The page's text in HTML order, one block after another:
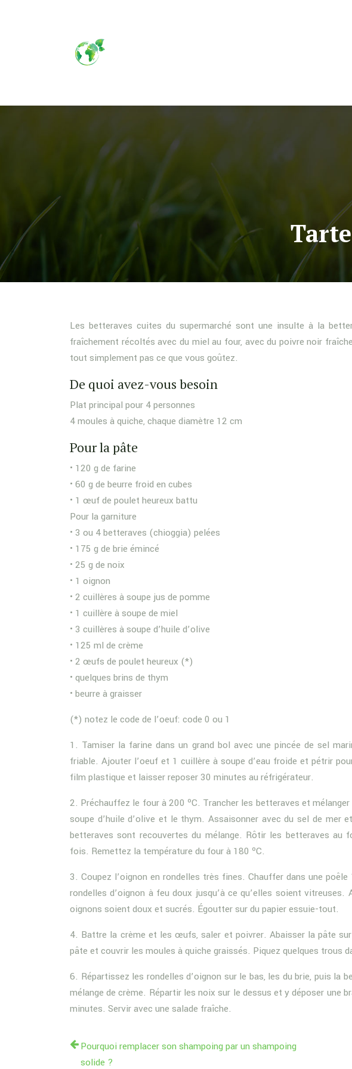
Les betteraves cuites du supermarché sont une insulte à la
fraîchement récoltés avec du miel au four, avec du poivre noir
tout simplement pas ce que vous goûtez.
De quoi avez-vous besoin
Plat principal pour 4 personnes
4 moules à quiche, chaque diamètre 12 cm
Pour la pâte
• 120 g de farine
• 60 g de beurre froid en cubes
• 1 œuf de poulet heureux battu
Pour la garniture
• 3 ou 4 betteraves (chioggia) pelées
• 175 g de brie émincé
• 25 g de noix
• 1 oignon
• 2 cuillères à soupe jus de pomme
• 1 cuillère à soupe de miel
• 3 cuillères à soupe d’huile d’olive
• 125 ml de crème
• 2 œufs de poulet heureux (*)
• quelques brins de thym
• beurre à graisser
(*) notez le code de l’oeuf: code 0 ou 1
1. Tamiser la farine dans un grand bol avec une pincée de sel
friable. Ajouter l’oeuf et 1 cuillère à soupe d’eau froide et pétrir
film plastique et laisser reposer 30 minutes au réfrigérateur.
2. Préchauffez le four à 200 ºC. Trancher les betteraves et
soupe d’huile d’olive et le thym. Assaisonner avec du sel de mer
betteraves sont recouvertes du mélange. Rôtir les betteraves au
fois. Remettez la température du four à 180 ºC.
3. Coupez l’oignon en rondelles très fines. Chauffer dans une
rondelles d’oignon à feu doux jusqu’à ce qu’elles soient
oignons soient doux et sucrés. Égoutter sur du papier essuie-tout.
4. Battre la crème et les œufs, saler et poivrer. Abaisser la pâte
pâte et couvrir les moules à quiche graissés. Piquez quelques trous
6. Répartissez les rondelles d’oignon sur le bas, les du brie, puis la
mélange de crème. Répartir les noix sur le dessus et y déposer une
minutes. Servir avec une salade fraîche.
Pourquoi remplacer son shampoing par un shampoing
solide ?